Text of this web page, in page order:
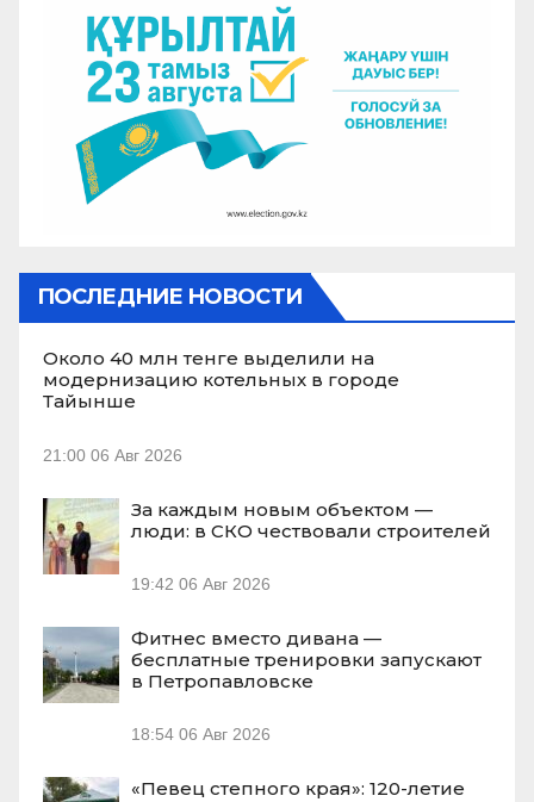
ПОСЛЕДНИЕ НОВОСТИ
Около 40 млн тенге выделили на
модернизацию котельных в городе
Тайынше
21:00 06 Авг 2026
За каждым новым объектом —
люди: в СКО чествовали строителей
19:42 06 Авг 2026
Фитнес вместо дивана —
бесплатные тренировки запускают
в Петропавловске
18:54 06 Авг 2026
«Певец степного края»: 120-летие